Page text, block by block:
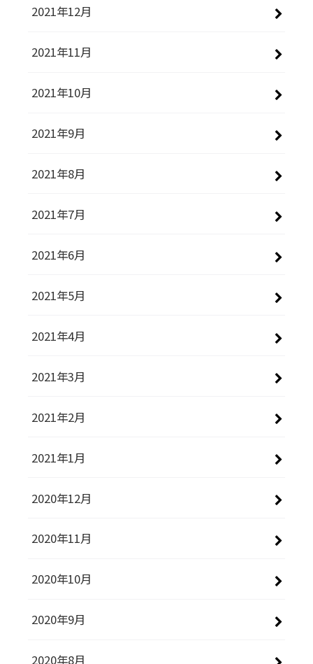
2021年12月
2021年11月
2021年10月
2021年9月
2021年8月
2021年7月
2021年6月
2021年5月
2021年4月
2021年3月
2021年2月
2021年1月
2020年12月
2020年11月
2020年10月
2020年9月
2020年8月